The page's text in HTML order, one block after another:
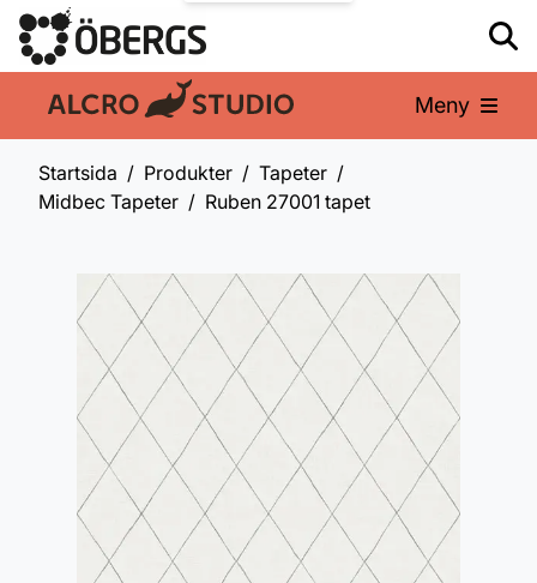
En del av: Meny
Startsida Produkter
Tapeter
Midbec Tapeter
Ruben 27001 tapet